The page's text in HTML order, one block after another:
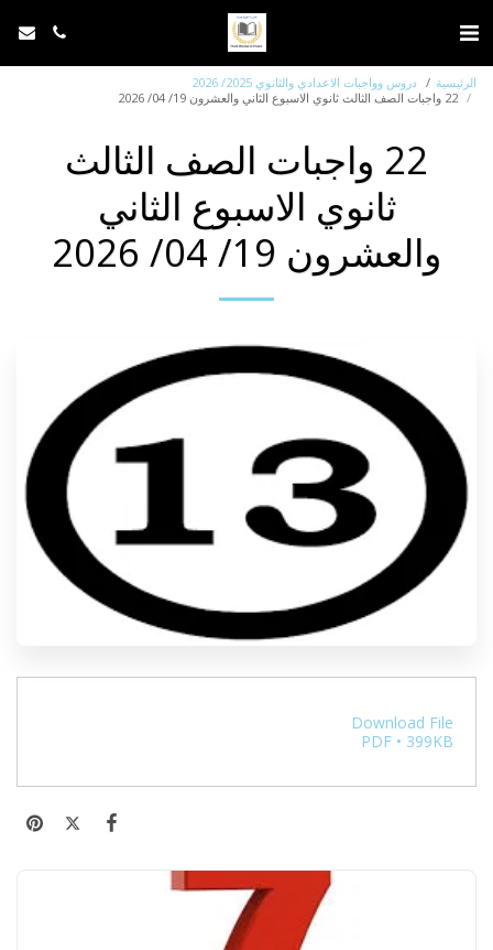
الرئيسية
دروس وواجبات الاعدادي والثانوي 2025/ 2026
22 واجبات الصف الثالث ثانوي الاسبوع الثاني والعشرون 19/ 04/ 2026
22 واجبات الصف الثالث
ثانوي الاسبوع الثاني
والعشرون 19/ 04/ 2026
Download File
PDF • 399KB